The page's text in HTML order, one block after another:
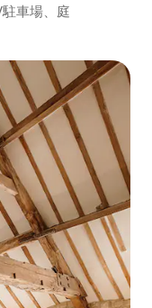
車場、庭